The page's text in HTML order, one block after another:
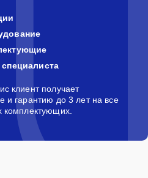
клиент получает
и гарантию до 3 лет на все
комплектующих.